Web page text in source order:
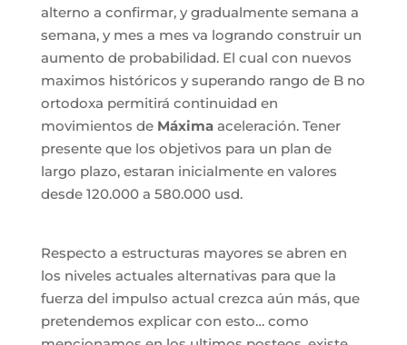
alterno a confirmar, y gradualmente semana a
semana, y mes a mes va logrando construir un
aumento de probabilidad. El cual con nuevos
maximos históricos y superando rango de B no
ortodoxa permitirá continuidad en
movimientos de Máximaaceleración. Tener
presente que los objetivos para un plan de
largo plazo, estaran inicialmente en valores
desde 120.000 a 580.000 usd.
Respecto a estructuras mayores se abren en
los niveles actuales alternativas para que la
fuerza del impulso actual crezca aún más, que
pretendemos explicar con esto… como